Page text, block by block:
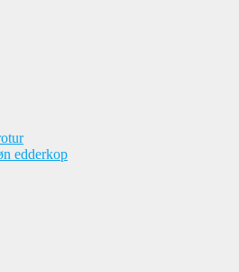
edderkop